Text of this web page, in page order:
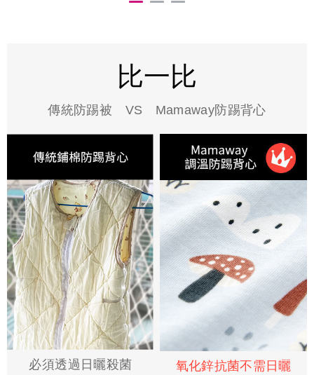
比一比
傳統防踢被 VS Mamaway防踢背心
必須透過日曬殺菌 氧化鋅抗菌不需日曬